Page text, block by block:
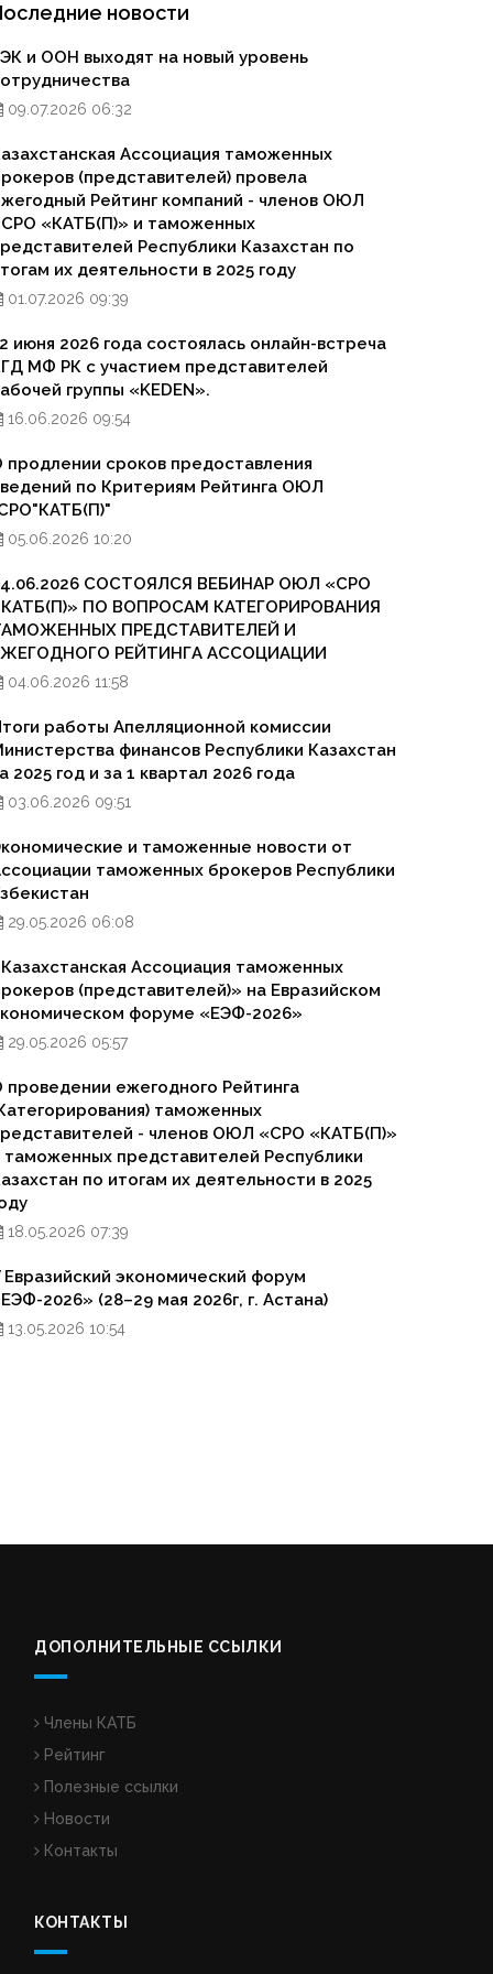
новости
и ООН выходят на новый уровень
09.07.2026 06:32
Ассоциация таможенных
(представителей) провела
Рейтинг компаний - членов ОЮЛ
«КАТБ(П)» и таможенных
Республики Казахстан по
их деятельности в 2025 году
01.07.2026 09:39
июня 2026 года состоялась онлайн-встреча
МФ РК с участием представителей
группы «KEDEN».
16.06.2026 09:54
продлении сроков предоставления
по Критериям Рейтинга ОЮЛ
05.06.2026 10:20
СОСТОЯЛСЯ ВЕБИНАР ОЮЛ «СРО
ПО ВОПРОСАМ КАТЕГОРИРОВАНИЯ
ПРЕДСТАВИТЕЛЕЙ И
РЕЙТИНГА АССОЦИАЦИИ
04.06.2026 11:58
работы Апелляционной комиссии
финансов Республики Казахстан
2025 год и за 1 квартал 2026 года
03.06.2026 09:51
и таможенные новости от
таможенных брокеров Республики
29.05.2026 06:08
Ассоциация таможенных
(представителей)» на Евразийском
форуме «ЕЭФ-2026»
29.05.2026 05:57
проведении ежегодного Рейтинга
таможенных
- членов ОЮЛ «СРО «КАТБ(П)»
таможенных представителей Республики
по итогам их деятельности в 2025
18.05.2026 07:39
Евразийский экономический форум
2026» (28–29 мая 2026г, г. Астана)
13.05.2026 10:54
ДОПОЛНИТЕЛЬНЫЕ ССЫЛКИ
Члены КАТБ
Рейтинг
Полезные ссылки
Новости
Контакты
КОНТАКТЫ